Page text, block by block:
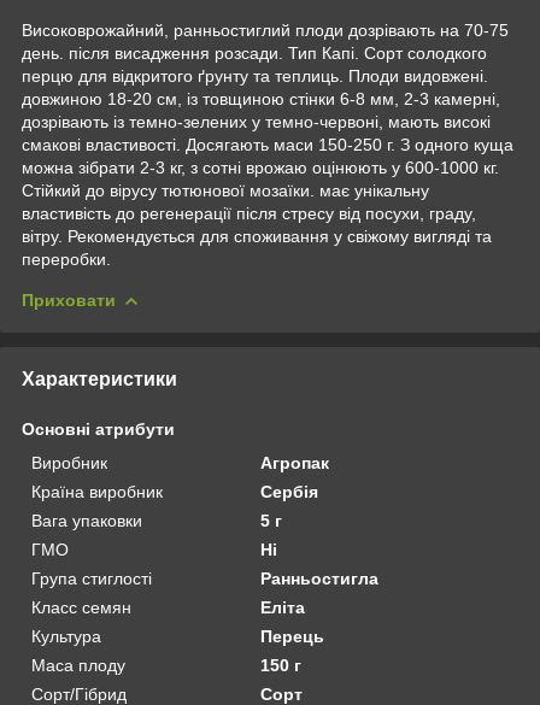
Високоврожайний, ранньостиглий плоди дозрівають на 70-75
день. після висадження розсади. Тип Капі. Сорт солодкого
перцю для відкритого ґрунту та теплиць. Плоди видовжені.
довжиною 18-20 см, із товщиною стінки 6-8 мм, 2-3 камерні,
дозрівають із темно-зелених у темно-червоні, мають високі
смакові властивості. Досягають маси 150-250 г. З одного куща
можна зібрати 2-3 кг, з сотні врожаю оцінюють у 600-1000 кг.
Стійкий до вірусу тютюнової мозаїки. має унікальну
властивість до регенерації після стресу від посухи, граду,
вітру. Рекомендується для споживання у свіжому вигляді та
переробки.
Приховати
Характеристики
Основні атрибути
Виробник
Агропак
Країна виробник
Сербія
Вага упаковки
5 г
ГМО
Ні
Група стиглості
Ранньостигла
Класс семян
Еліта
Культура
Перець
Маса плоду
150 г
Сорт/Гібрид
Сорт